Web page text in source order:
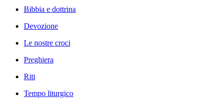
Bibbia e dottrina
Devozione
Le nostre croci
Preghiera
Riti
Tempo liturgico